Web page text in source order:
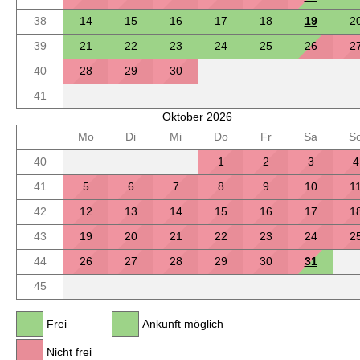
38
14 15 16 17 18 19
39
21 22 23 24 25 26
40
28 29
30
41
Oktober 2026
Mo
Di Mi Do Fr Sa
40
1 2 3
4
41
5 6 7 8 9 10
11
42
12 13 14 15 16 17
43
19 20 21 22 23 24
44
26 27 28 29 30
31
45
Frei
Nicht frei
Ankunft möglich